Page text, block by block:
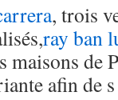
, trois
ray ban
maisons de
afin de